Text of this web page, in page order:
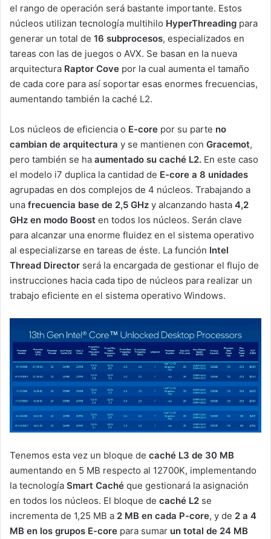
el rango de operación será bastante importante. Estos
núcleos utilizan tecnología multihilo HyperThreading para
generar un total de 16 subprocesos, especializados en
tareas con las de juegos o AVX. Se basan en la nueva
arquitectura Raptor Cove por la cual aumenta el tamaño
de cada core para así soportar esas enormes frecuencias,
aumentando también la caché L2.
Los núcleos de eficiencia o E-core por su parte no
cambian de arquitectura y se mantienen con Gracemot,
pero también se ha aumentado su caché L2. En este caso
el modelo i7 duplica la cantidad de E-core a 8 unidades
agrupadas en dos complejos de 4 núcleos. Trabajando a
una frecuencia base de 2,5 GHz y alcanzando hasta 4,2
GHz en modo Boost en todos los núcleos. Serán clave
para alcanzar una enorme fluidez en el sistema operativo
al especializarse en tareas de éste. La función Intel
Thread Director será la encargada de gestionar el flujo de
instrucciones hacia cada tipo de núcleos para realizar un
trabajo eficiente en el sistema operativo Windows.
Tenemos esta vez un bloque de caché L3 de 30 MB
aumentando en 5 MB respecto al 12700K, implementando
la tecnología Smart Caché que gestionará la asignación
en todos los núcleos. El bloque de caché L2 se
incrementa de 1,25 MB a 2 MB en cada P-core, y de 2 a 4
MB en los grupos E-core para sumar un total de 24 MB